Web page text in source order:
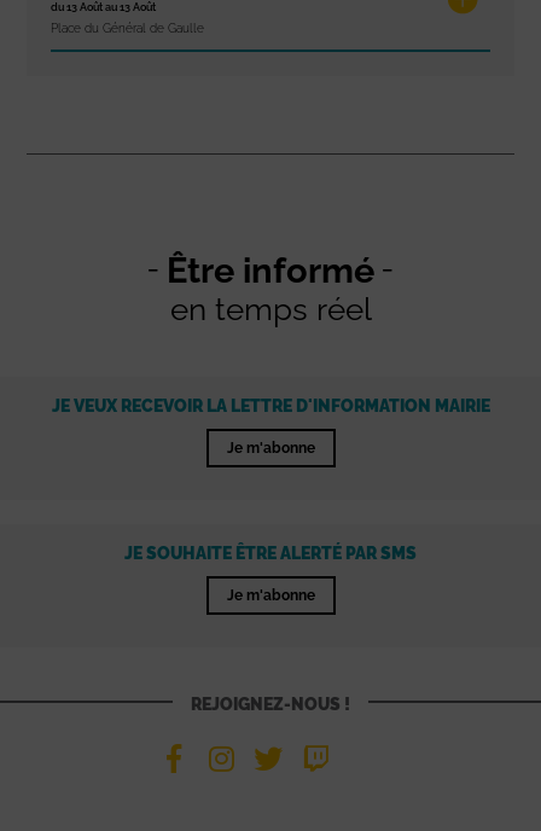
du 13 Août au 13 Août
Place du Général de Gaulle
Être informé
en temps réel
JE VEUX RECEVOIR LA LETTRE D'INFORMATION MAIRIE
Je m'abonne
JE SOUHAITE ÊTRE ALERTÉ PAR SMS
Je m'abonne
REJOIGNEZ-NOUS !